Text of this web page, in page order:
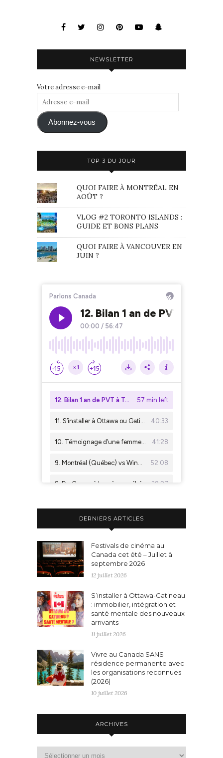
NEWSLETTER
Votre adresse e-mail
Adresse
mail Abonnez-vous
TOP 3 DU JOUR
QUOI FAIRE À MONTRÉAL EN
AOÛT ?
VLOG #2 TORONTO ISLANDS :
GUIDE ET BONS PLANS
QUOI FAIRE À VANCOUVER EN
JUIN ?
DERNIERS ARTICLES
Festivals de cinéma au
Canada cet été – Juillet à
septembre 2026
12 juillet 2026
S’installer à Ottawa-Gatineau
: immobilier, intégration et
santé mentale des nouveaux
arrivants
11 juillet 2026
Vivre au Canada SANS
résidence permanente avec
les organisations reconnues
(2026)
10 juillet 2026
ARCHIVES